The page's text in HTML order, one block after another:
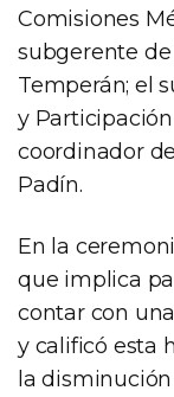
Comisiones
subgerente
Temperán; el
y
coordinador
Padín.
En la
que implica
contar con
y calificó esta
la